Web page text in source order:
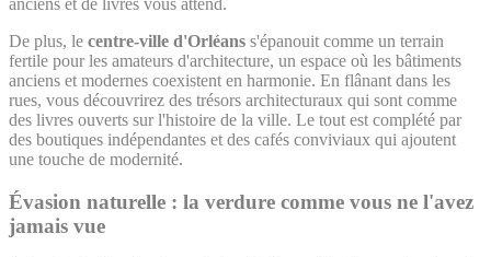
anciens et de livres vous attend.
De plus, le centre-ville d'Orléans s'épanouit comme un terrain
fertile pour les amateurs d'architecture, un espace où les bâtiments
anciens et modernes coexistent en harmonie. En flânant dans les
rues, vous découvrirez des trésors architecturaux qui sont comme
des livres ouverts sur l'histoire de la ville. Le tout est complété par
des boutiques indépendantes et des cafés conviviaux qui ajoutent
une touche de modernité.
Évasion naturelle : la verdure comme vous ne l'avez
jamais vue